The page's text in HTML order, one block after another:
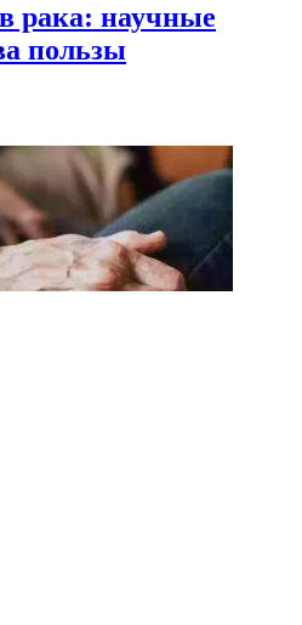
рака: научные
пользы